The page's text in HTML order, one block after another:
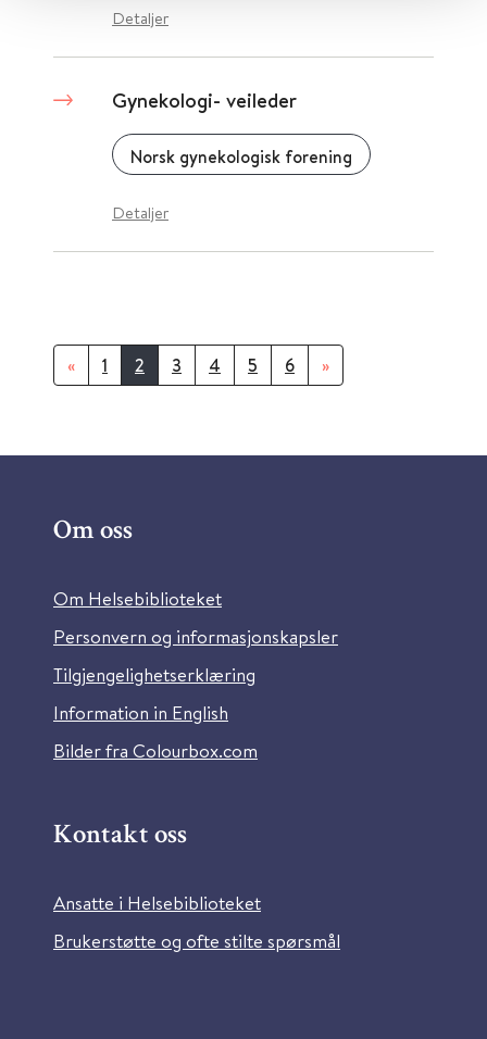
Detaljer
Gynekologi- veileder
Norsk gynekologisk forening
Detaljer
« 1 2 3 4 5 6 »
Om oss
Om Helsebiblioteket
Personvern og informasjonskapsler
Tilgjengelighetserklæring
Information in English
Bilder fra Colourbox.com
Kontakt oss
Ansatte i Helsebiblioteket
Brukerstøtte og ofte stilte spørsmål